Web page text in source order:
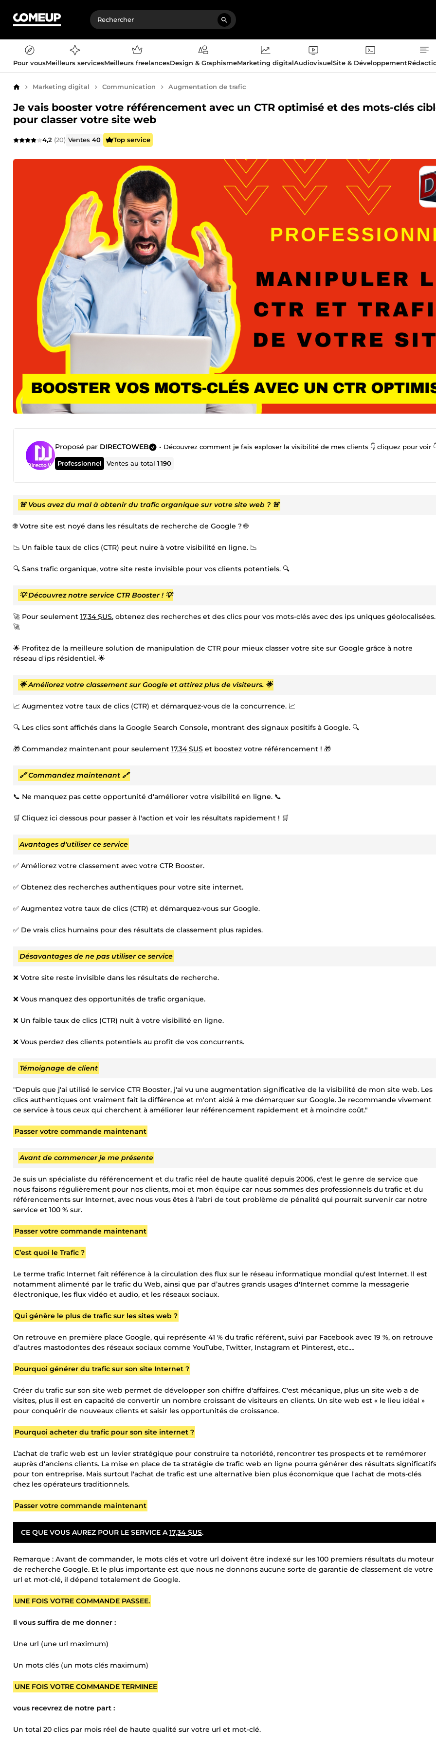
Pour vousMeilleurs servicesMeilleurs freelancesDesign & GraphismeMarketing digitalAudiovisuelSite & Développement
AccueilMarketing digital Communication Augmentation de trafic
Je vais booster votre référencement avec un CTR optimisé et des mots-clés
pour classer votre site web
4,2 (20) Ventes40 Top service
Proposé par DIRECTOWEB • Découvrez comment je fais exploser la visibilité de mes clients 👇 cliquez pour voir
Professionnel Ventes au total1 190
🚨 Vous avez du mal à obtenir du trafic organique sur votre site web ? 🚨
🌐 Votre site est noyé dans les résultats de recherche de Google ? 🌐
📉 Un faible taux de clics (CTR) peut nuire à votre visibilité en ligne. 📉
🔍 Sans trafic organique, votre site reste invisible pour vos clients potentiels. 🔍
💡 Découvrez notre service CTR Booster ! 💡
🚀 Pour seulement 17,34 $US, obtenez des recherches et des clics pour vos mots-clés avec des ips uniques géolocalisées.
🚀
🌟 Profitez de la meilleure solution de manipulation de CTR pour mieux classer votre site sur Google grâce à notre
réseau d'ips résidentiel. 🌟
🌟 Améliorez votre classement sur Google et attirez plus de visiteurs. 🌟
📈 Augmentez votre taux de clics (CTR) et démarquez-vous de la concurrence. 📈
🔍 Les clics sont affichés dans la Google Search Console, montrant des signaux positifs à Google. 🔍
🎁 Commandez maintenant pour seulement 17,34 $US et boostez votre référencement ! 🎁
🔗 Commandez maintenant 🔗
📞 Ne manquez pas cette opportunité d'améliorer votre visibilité en ligne. 📞
🛒 Cliquez ici dessous pour passer à l'action et voir les résultats rapidement ! 🛒
Avantages d'utiliser ce service
✅ Améliorez votre classement avec votre CTR Booster.
✅ Obtenez des recherches authentiques pour votre site internet.
✅ Augmentez votre taux de clics (CTR) et démarquez-vous sur Google.
✅ De vrais clics humains pour des résultats de classement plus rapides.
Désavantages de ne pas utiliser ce service
❌ Votre site reste invisible dans les résultats de recherche.
❌ Vous manquez des opportunités de trafic organique.
❌ Un faible taux de clics (CTR) nuit à votre visibilité en ligne.
❌ Vous perdez des clients potentiels au profit de vos concurrents.
Témoignage de client
"Depuis que j'ai utilisé le service CTR Booster, j'ai vu une augmentation significative de la visibilité de mon site web. Les
clics authentiques ont vraiment fait la différence et m'ont aidé à me démarquer sur Google. Je recommande vivement
ce service à tous ceux qui cherchent à améliorer leur référencement rapidement et à moindre coût."
Passer votre commande maintenant
Avant de commencer je me présente
Je suis un spécialiste du référencement et du trafic réel de haute qualité depuis 2006, c'est le genre de service que
nous faisons régulièrement pour nos clients, moi et mon équipe car nous sommes des professionnels du trafic et du
référencements sur Internet, avec nous vous êtes à l'abri de tout problème de pénalité qui pourrait survenir car notre
service et 100 % sur.
Passer votre commande maintenant
C’est quoi le Trafic ?
Le terme trafic Internet fait référence à la circulation des flux sur le réseau informatique mondial qu'est Internet. Il est
notamment alimenté par le trafic du Web, ainsi que par d’autres grands usages d'Internet comme la messagerie
électronique, les flux vidéo et audio, et les réseaux sociaux.
Qui génère le plus de trafic sur les sites web ?
On retrouve en première place Google, qui représente 41 % du trafic référent, suivi par Facebook avec 19 %, on retrouve
d’autres mastodontes des réseaux sociaux comme YouTube, Twitter, Instagram et Pinterest, etc.…
Pourquoi générer du trafic sur son site Internet ?
Créer du trafic sur son site web permet de développer son chiffre d'affaires. C'est mécanique, plus un site web a de
visites, plus il est en capacité de convertir un nombre croissant de visiteurs en clients. Un site web est « le lieu idéal »
pour conquérir de nouveaux clients et saisir les opportunités de croissance.
Pourquoi acheter du trafic pour son site internet ?
L’achat de trafic web est un levier stratégique pour construire ta notoriété, rencontrer tes prospects et te remémorer
auprès d'anciens clients. La mise en place de ta stratégie de trafic web en ligne pourra générer des résultats significatifs
pour ton entreprise. Mais surtout l'achat de trafic est une alternative bien plus économique que l'achat de mots-clés
chez les opérateurs traditionnels.
Passer votre commande maintenant
CE QUE VOUS AUREZ POUR LE SERVICE A17,34 $US.
Remarque : Avant de commander, le mots clés et votre url doivent être indexé sur les 100 premiers résultats du moteur
de recherche Google. Et le plus importante est que nous ne donnons aucune sorte de garantie de classement de votre
url et mot-clé, il dépend totalement de Google.
UNE FOIS VOTRE COMMANDE PASSEE.
Il vous suffira de me donner :
Une url (une url maximum)
Un mots clés (un mots clés maximum)
UNE FOIS VOTRE COMMANDE TERMINEE
vous recevrez de notre part :
Un total 20 clics par mois réel de haute qualité sur votre url et mot-clé.